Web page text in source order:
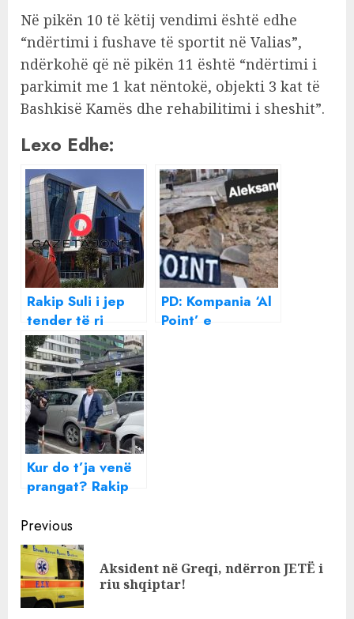
Në pikën 10 të këtij vendimi është edhe
“ndërtimi i fushave të sportit në Valias”,
ndërkohë që në pikën 11 është “ndërtimi i
parkimit me 1 kat nëntokë, objekti 3 kat të
Bashkisë Kamës dhe rehabilitimi i sheshit”.
Lexo Edhe:
Rakip Suli i jep
tender të ri
biznesmenit Bujar
Murati të Euro
Alb që u arrestua
me Fatos Tushen,
pse ndryshuan
emrin në LIS
KONSTRUKSION
PD: Kompania ‘Al
Point’ e
Kur do t’ja venë
prangat? Rakip
SPAK
Continue
Reading
Previous
Aksident në Greqi, ndërron JETË i
riu shqiptar!